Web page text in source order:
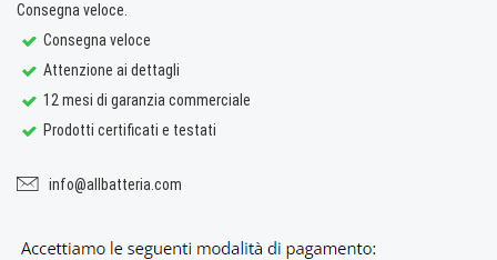
Consegna veloce.
Consegna veloce
Attenzione ai dettagli
12 mesi di garanzia commerciale
Prodotti certificati e testati
info@allbatteria.com